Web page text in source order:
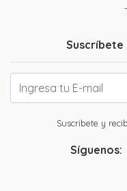
Suscríbete
Suscribete y
Síguenos: